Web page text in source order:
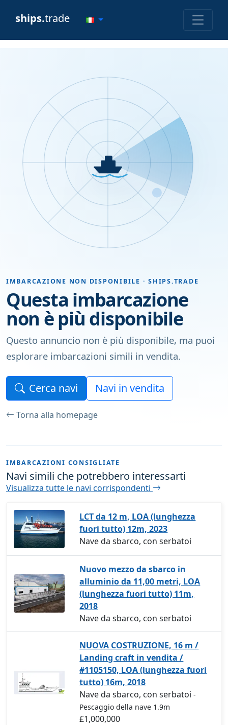
ships.trade
IMBARCAZIONE NON DISPONIBILE · SHIPS.TRADE
Questa imbarcazione
non è più disponibile
Questo annuncio non è più disponibile, ma puoi
esplorare imbarcazioni simili in vendita.
Cerca navi Navi in vendita
Torna alla homepage
IMBARCAZIONI CONSIGLIATE
Navi simili che potrebbero interessarti
Visualizza tutte le navi corrispondenti
LCT da 12 m, LOA (lunghezza
fuori tutto) 12m, 2023
Nave da sbarco, con serbatoi
Nuovo mezzo da sbarco in
alluminio da 11,00 metri, LOA
(lunghezza fuori tutto) 11m,
2018
Nave da sbarco, con serbatoi
NUOVA COSTRUZIONE, 16 m /
Landing craft in vendita /
#1105150, LOA (lunghezza fuori
tutto) 16m, 2018
Nave da sbarco, con serbatoi-
Pescaggio della nave 1.9m
£1,000,000